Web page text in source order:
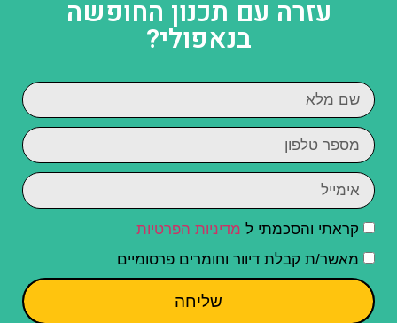
עזרה עם תכנון החופשה
בנאפולי?
קראתי והסכמתי ל מדיניות הפרטיות
מאשר/ת קבלת דיוור וחומרים פרסומיים
שליחה